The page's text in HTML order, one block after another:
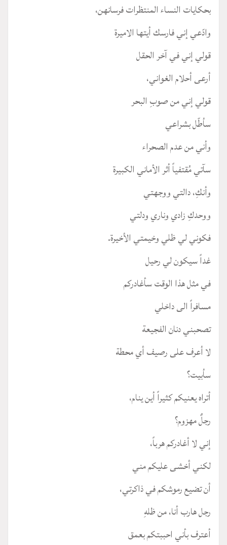
بحكايات النساء المنتظرات فرسانهن،
وادّعي إني فارسك أيتها الاميرة
قولي إني في آخر الحقل
أرعى أحلام الغواني،
قولي إني من صوبِ البحر
سأطّل بشراعي
وأني من عدم الصحراء
سآتي مُقتفياً أثر الأماني الكبيرة
وأنكِ، دالتي ووجهتي
ووحدكِ زادي وناري ودلتي
فكوني لي ظلي وخيمتي الأخيرة.
غداً سيكون لي رحيل
في مثل هذا الوقت سأغادركم
مسافراً الى داخلي
تصحبني دنان الفجيعة
لا أعرف على رصيف أي محطة
سأبيت؟
أتراه يعنيكم كثيراً أين ينام،
رجلٌ مهزوم؟
إني لا أغادركم هرباً،
لكني أخشى عليكم مني
أن تضيع رموشكم في ذاكرتي،
رجل هارب أنا، من ظلهِ
أعترف بأني احببتكم بعمق